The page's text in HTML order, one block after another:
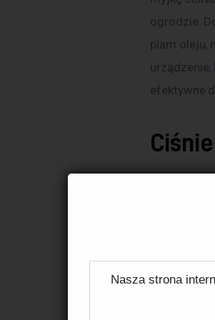
Nasza strona
ogrodzie.
plam oleju,
efektywne
metalowej